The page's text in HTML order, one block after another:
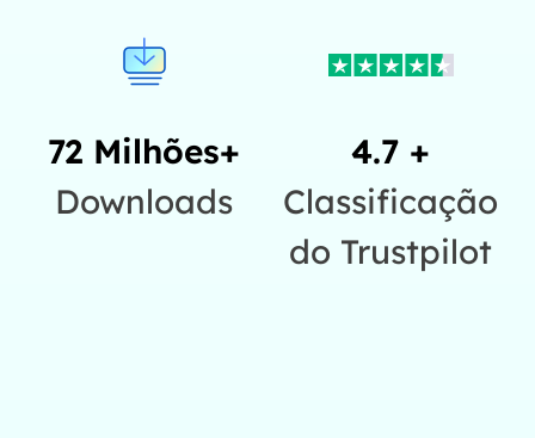
72 Milhões+
Downloads
4.7 +
Classificação
do Trustpilot